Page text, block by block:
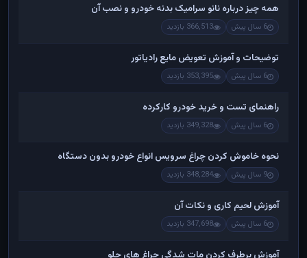
همه چیز درباره نانو سرامیک بدنه خودرو و نصب آن
6 سال پیش 366,513 بازدید
توضیحات و آموزش تعویض مایع رادیاتور
6 سال پیش 353,395 بازدید
راهنمای تست و خريد خودرو کارکرده
6 سال پیش 349,328 بازدید
نحوه خاموش کردن چراغ سرویس انواع خودرو بدون دستگاه
9 سال پیش 348,284 بازدید
آموزش لحیم کاری و نکات آن
6 سال پیش 347,698 بازدید
آموزش برطرف کردن مات شدگی چراغ های جلو